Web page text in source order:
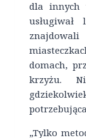
dla innych
domach,
krzyżu.
„Tylko